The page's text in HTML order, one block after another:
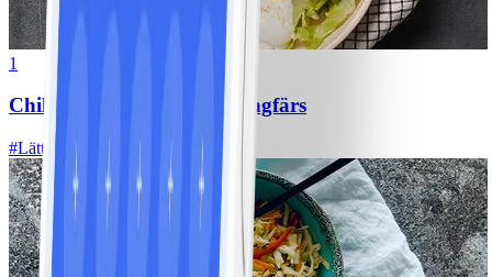
1
Chili con carne med kycklingfärs
#Lätt